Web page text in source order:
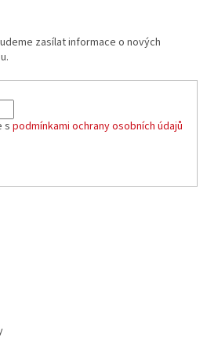
zasílat informace o nových
s podmínkami ochrany osobních údajů